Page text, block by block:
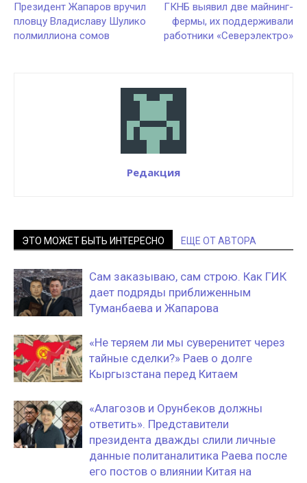
Президент Жапаров вручил
пловцу Владиславу Шулико
полмиллиона сомов
ГКНБ выявил две майнинг-
фермы, их поддерживали
работники «Северэлектро»
Редакция
ЭТО МОЖЕТ БЫТЬ ИНТЕРЕСНО ЕЩЕ ОТ АВТОРА
Сам заказываю, сам строю. Как ГИК
дает подряды приближенным
Туманбаева и Жапарова
«Не теряем ли мы суверенитет через
тайные сделки?» Раев о долге
Кыргызстана перед Китаем
«Алагозов и Орунбеков должны
ответить». Представители
президента дважды слили личные
данные политаналитика Раева после
его постов о влиянии Китая на